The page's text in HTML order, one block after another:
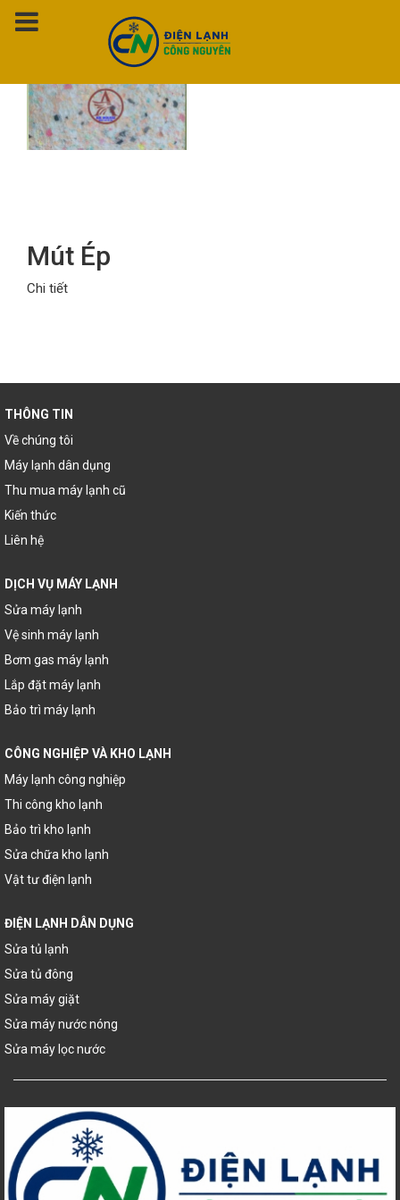
Thẻ: mút ép
Mút Ép
Chi tiết
THÔNG TIN
Về chúng tôi
Máy lạnh dân dụng
Thu mua máy lạnh cũ
Kiến thức
Liên hệ
DỊCH VỤ MÁY LẠNH
Sửa máy lạnh
Vệ sinh máy lạnh
Bơm gas máy lạnh
Lắp đặt máy lạnh
Bảo trì máy lạnh
CÔNG NGHIỆP VÀ KHO LẠNH
Máy lạnh công nghiệp
Thi công kho lạnh
Bảo trì kho lạnh
Sửa chữa kho lạnh
Vật tư điện lạnh
ĐIỆN LẠNH DÂN DỤNG
Sửa tủ lạnh
Sửa tủ đông
Sửa máy giặt
Sửa máy nước nóng
Sửa máy lọc nước